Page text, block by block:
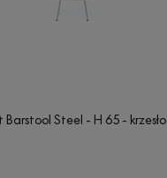
Steel - H 65 - krzesło